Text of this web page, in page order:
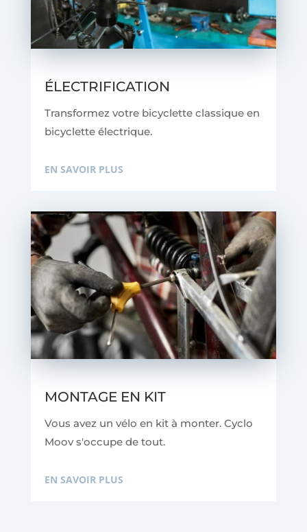
ÉLECTRIFICATION
Transformez votre bicyclette classique en
bicyclette électrique.
EN SAVOIR PLUS
MONTAGE EN KIT
Vous avez un vélo en kit à monter. Cyclo
Moov s'occupe de tout.
EN SAVOIR PLUS